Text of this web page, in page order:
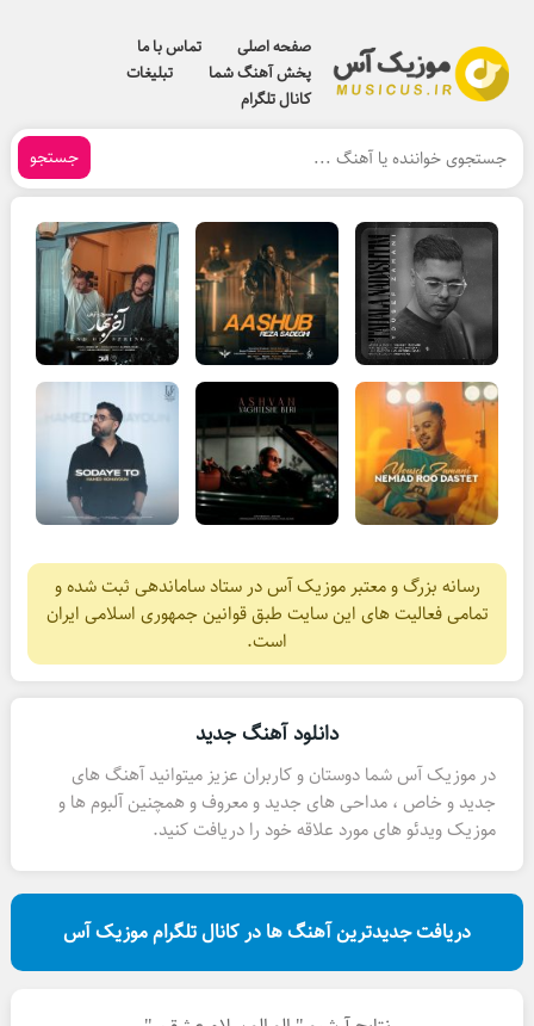
صفحه اصلی
تماس با ما
پخش آهنگ شما
تبلیغات
کانال تلگرام
جستجو
رسانه بزرگ و معتبر موزیک آس در ستاد ساماندهی ثبت شده و
تمامی فعالیت های این سایت طبق قوانین جمهوری اسلامی ایران
است.
دانلود آهنگ جدید
در موزیک آس شما دوستان و کاربران عزیز میتوانید آهنگ های
جدید و خاص ، مداحی های جدید و معروف و همچنین آلبوم ها و
موزیک ویدئو های مورد علاقه خود را دریافت کنید.
دریافت جدیدترین آهنگ ها در کانال تلگرام موزیک آس